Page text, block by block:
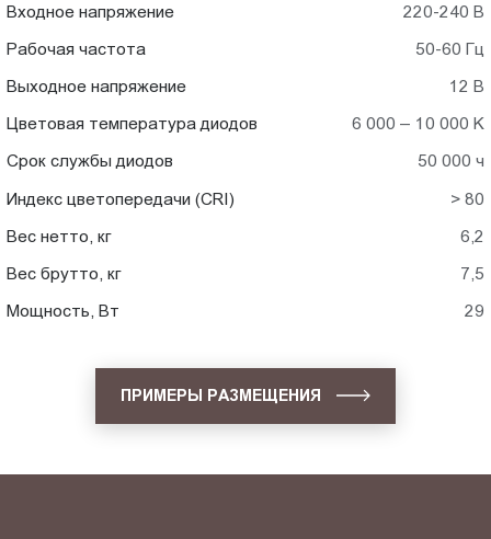
Входное напряжение 220-240 В
Рабочая частота 50-60 Гц
Выходное напряжение 12 В
Цветовая температура диодов 6 000 – 10 000 K
Срок службы диодов 50 000 ч
Индекс цветопередачи (CRI) > 80
Вес нетто, кг 6,2
Вес брутто, кг 7,5
Мощность, Вт 29
ПРИМЕРЫ РАЗМЕЩЕНИЯ